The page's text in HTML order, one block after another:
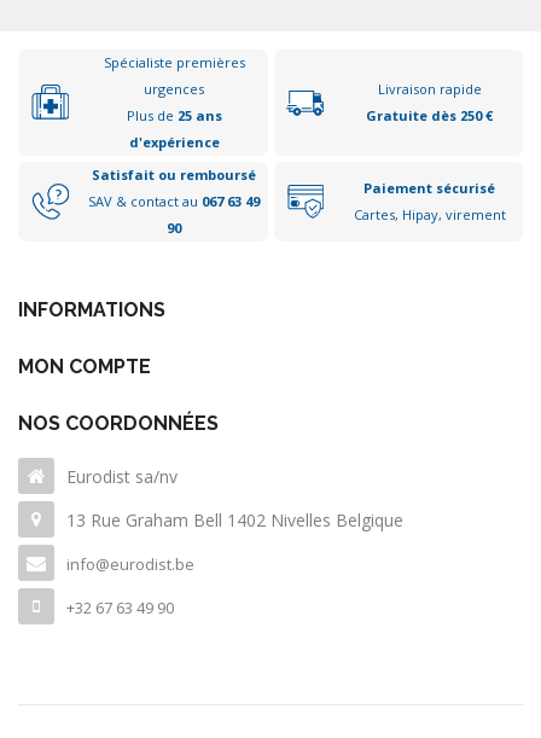
Spécialiste premières
urgences
Plus de 25 ans
d'expérience
Livraison rapide
Gratuite dès 250 €
Satisfait ou remboursé
SAV & contact au 067 63 49
90
Paiement sécurisé
Cartes, Hipay, virement
INFORMATIONS
MON COMPTE
NOS COORDONNÉES
Eurodist sa/nv
13 Rue Graham Bell 1402 Nivelles Belgique
info@eurodist.be
+32 67 63 49 90